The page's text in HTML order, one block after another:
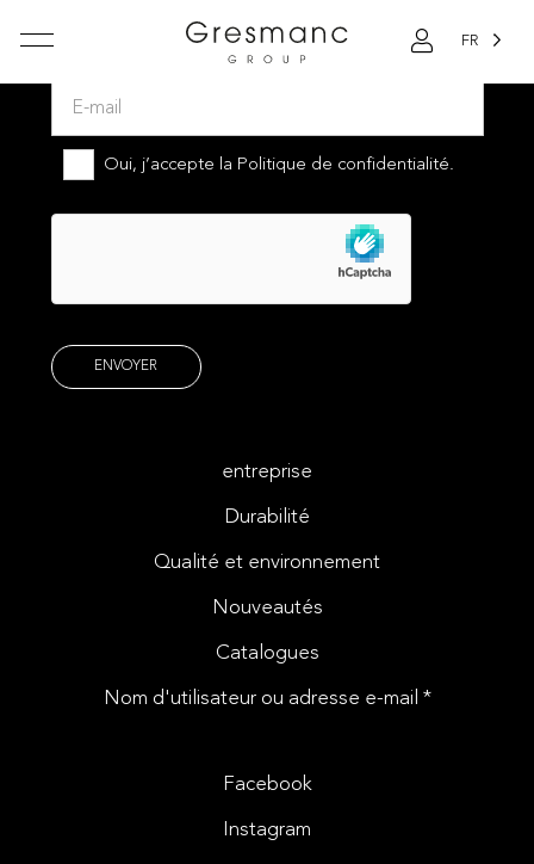
FR
Abonnez-vous à notre newsletter
Oui, j’accepte la Politique de confidentialité.
entreprise
Durabilité
Qualité et environnement
Nouveautés
Catalogues
Nom d'utilisateur ou adresse e-mail *
Facebook
Instagram